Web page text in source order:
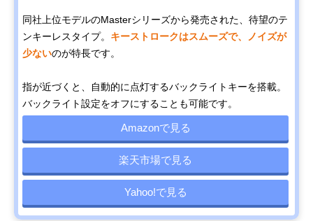
同社上位モデルのMasterシリーズから発売された、待望のテ
ンキーレスタイプ。 キーストロークはスムーズで、ノイズが
少ないのが特長です。
指が近づくと、自動的に点灯するバックライトキーを搭載。
バックライト設定をオフにすることも可能です。
Amazonで見る
楽天市場で見る
Yahoo!で見る